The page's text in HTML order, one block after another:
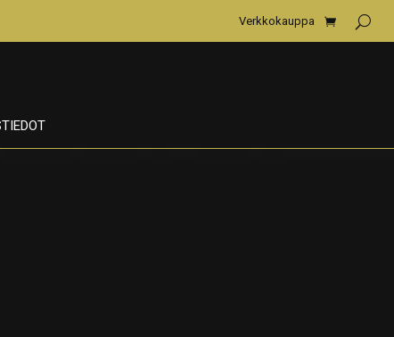
Verkkokauppa